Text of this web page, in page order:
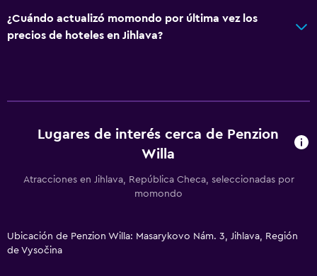
¿Cuándo actualizó momondo por última vez los
precios de hoteles en Jihlava?
Lugares de interés cerca de Penzion
Willa
Atracciones en Jihlava, República Checa, seleccionadas por
momondo
Ubicación de Penzion Willa: Masarykovo Nám. 3, Jihlava, Región
de Vysočina